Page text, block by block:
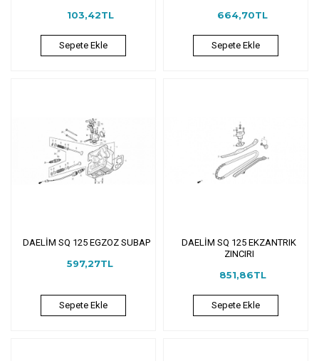
103,42TL
Sepete Ekle
664,70TL
Sepete Ekle
DAELİM SQ 125 EGZOZ SUBAP
597,27TL
Sepete Ekle
DAELİM SQ 125 EKZANTRIK
ZINCIRI
851,86TL
Sepete Ekle